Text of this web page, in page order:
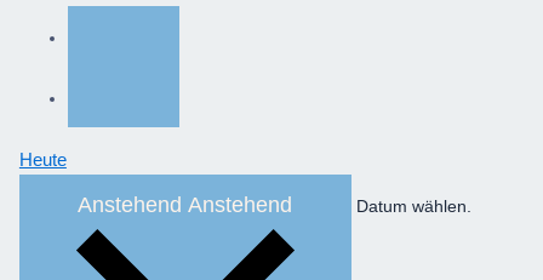
Heute
AnstehendAnstehend Datum wählen.